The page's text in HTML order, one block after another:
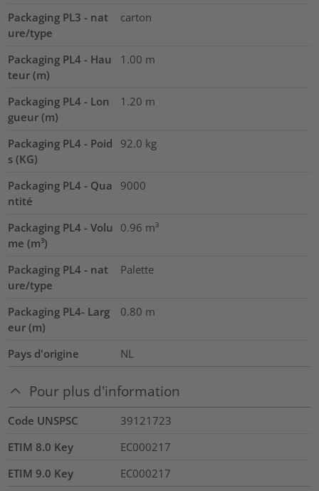
Packaging PL3 - nat
ure/type
carton
Packaging PL4 - Hau
teur (m)
1.00 m
Packaging PL4 - Lon
gueur (m)
1.20 m
Packaging PL4 - Poid
s (KG)
92.0 kg
Packaging PL4 - Qua
ntité
9000
Packaging PL4 - Volu
me (m³)
0.96 m³
Packaging PL4 - nat
ure/type
Palette
Packaging PL4- Larg
eur (m)
0.80 m
Pays d'origine NL
Pour plus d'information
Code UNSPSC
39121723
ETIM 8.0 Key
EC000217
ETIM 9.0 Key
EC000217